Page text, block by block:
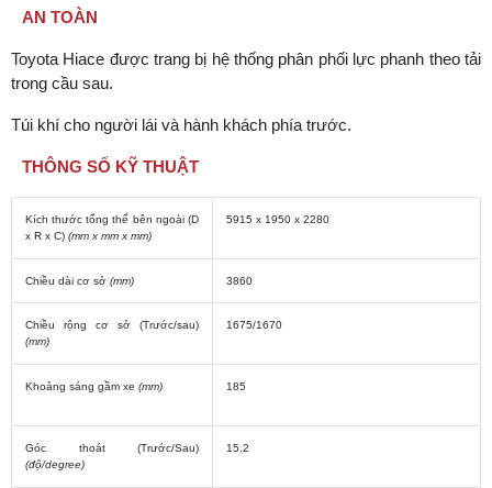
AN TOÀN
Toyota Hiace được trang bị hệ thống phân phối lực phanh theo tải
trong cầu sau.
Túi khí cho người lái và hành khách phía trước.
THÔNG SỐ KỸ THUẬT
Kích thước tổng thể bên ngoài (D
x R x C) (mm x mm x mm)
5915 x 1950 x 2280
Chiều dài cơ sở (mm) 3860
Chiều rộng cơ sở (Trước/sau)
(mm)
1675/1670
Khoảng sáng gầm xe (mm) 185
Góc thoát (Trước/Sau)
(độ/degree)
15.2